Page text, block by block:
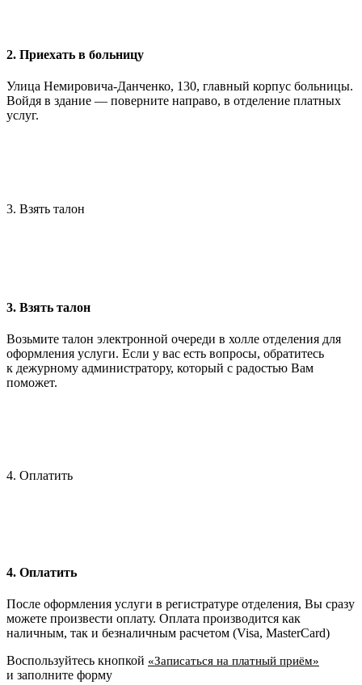
2. Приехать в больницу
Улица Немировича-Данченко, 130, главный корпус больницы.
Войдя в здание — поверните направо, в отделение платных
услуг.
3. Взять талон
3. Взять талон
Возьмите талон электронной очереди в холле отделения для
оформления услуги. Если у вас есть вопросы, обратитесь
к дежурному администратору, который с радостью Вам
поможет.
4. Оплатить
4. Оплатить
После оформления услуги в регистратуре отделения, Вы сразу
можете произвести оплату. Оплата производится как
наличным, так и безналичным расчетом (Visa, MasterCard)
Воспользуйтесь кнопкой «Записаться на платный приём»
и заполните форму